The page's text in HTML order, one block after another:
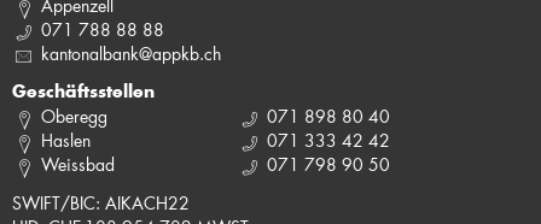
Appenzell
071 788 88 88
kantonalbank@appkb.ch
Geschäftsstellen
Oberegg
Haslen
Weissbad
071 898 80 40
071 333 42 42
071 798 90 50
SWIFT/BIC: AIKACH22